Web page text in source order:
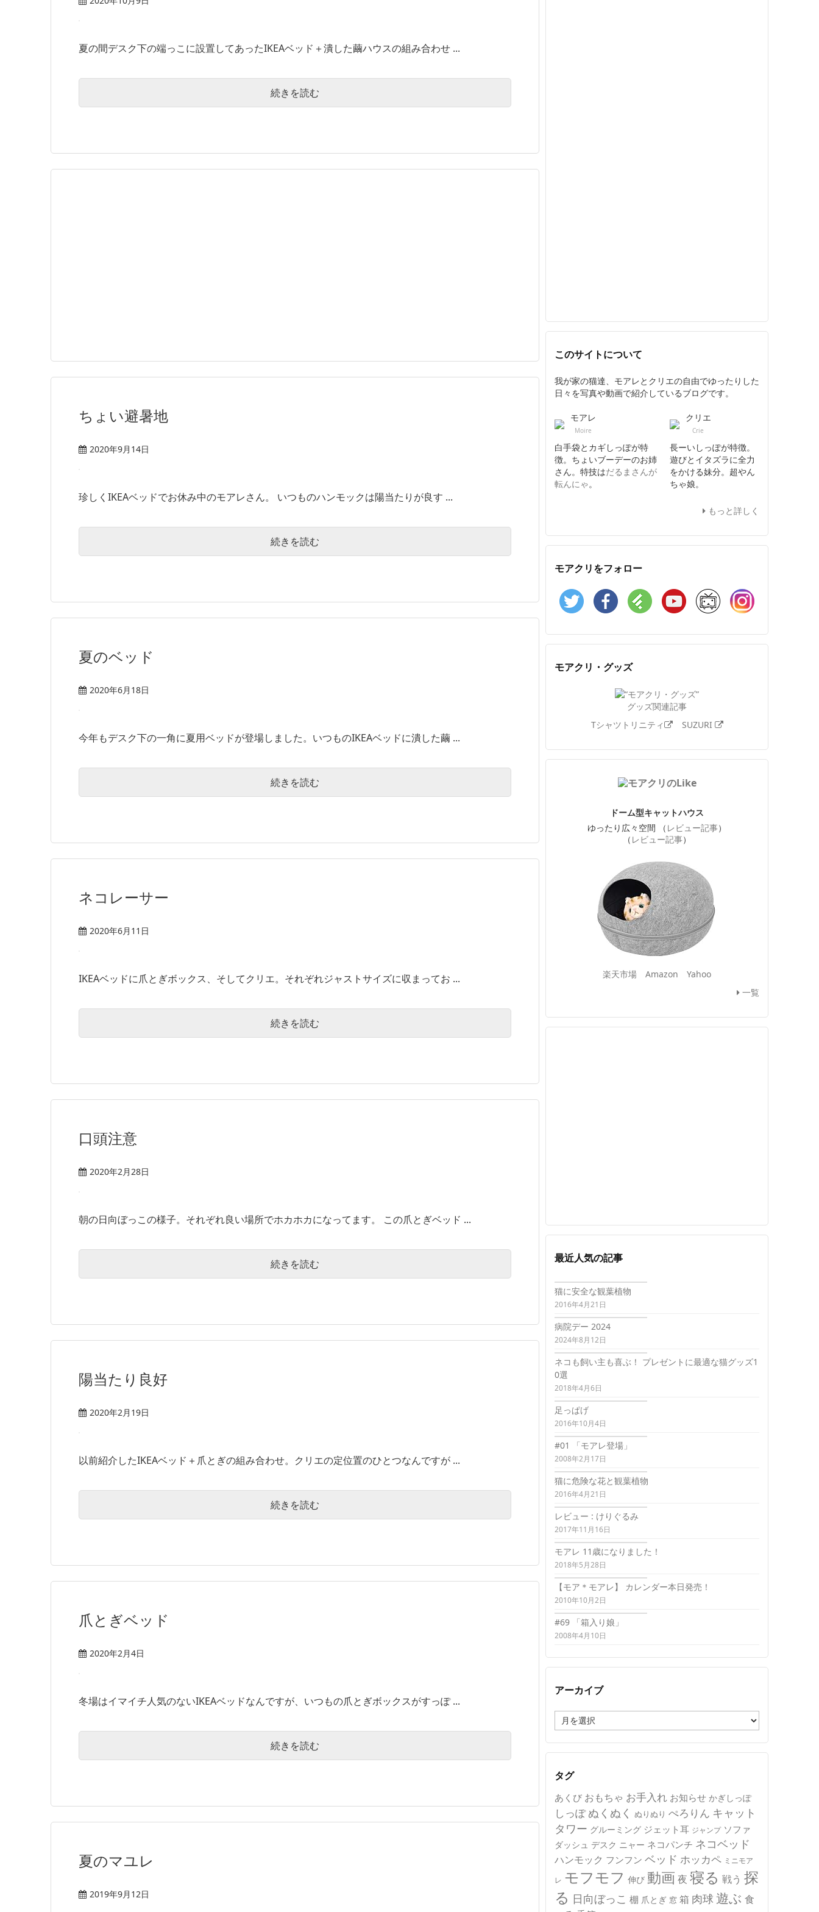
夏の間デスク下の端っこに設置してあったIKEAベッド＋潰した繭ハウスの組み合わせ ...
続きを読む
ちょい避暑地
2020年9月14日
珍しくIKEAベッドでお休み中のモアレさん。 いつものハンモックは陽当たりが良す ...
続きを読む
夏のベッド
2020年6月18日
今年もデスク下の一角に夏用ベッドが登場しました。いつものIKEAベッドに潰した繭 ...
続きを読む
ネコレーサー
2020年6月11日
IKEAベッドに爪とぎボックス、そしてクリエ。それぞれジャストサイズに収まってお ...
続きを読む
口頭注意
2020年2月28日
朝の日向ぼっこの様子。それぞれ良い場所でホカホカになってます。 この爪とぎベッド ...
続きを読む
陽当たり良好
2020年2月19日
以前紹介したIKEAベッド＋爪とぎの組み合わせ。クリエの定位置のひとつなんですが ...
続きを読む
爪とぎベッド
2020年2月4日
冬場はイマイチ人気のないIKEAベッドなんですが、いつもの爪とぎボックスがすっぽ ...
続きを読む
夏のマユレ
2019年9月12日
このサイトについて
我が家の猫達、モアレとクリエの自由でゆったりした
日々を写真や動画で紹介しているブログです。
モアレ
Moire
白手袋とカギしっぽが特
徴。ちょいブーデーのお姉
さん。特技はだるまさんが
転んにゃ。
クリエ
Crie
長ーいしっぽが特徴。
遊びとイタズラに全力
をかける妹分。超やん
ちゃ娘。
もっと詳しく
モアクリをフォロー
Twitter Facebook Feedly YouTube ニコニコ動画
モアクリ・グッズ
グッズ関連記事
Tシャツトリニティ
SUZURI
ドーム型キャットハウス
ゆったり広々空間 （ レビュー記事）
（ レビュー記事）
楽天市場 Amazon
Yahoo
一覧
最近人気の記事
猫に安全な観葉植物
2016年4月21日
病院デー 2024
2024年8月12日
ネコも飼い主も喜ぶ！ プレゼントに最適な猫グッズ1
0選
2018年4月6日
足っぱげ
2016年10月4日
#01 「モアレ登場」
2008年2月17日
猫に危険な花と観葉植物
2016年4月21日
レビュー : けりぐるみ
2017年11月16日
モアレ 11歳になりました！
2018年5月28日
【モア＊モアレ】 カレンダー本日発売！
2010年10月2日
#69 「箱入り娘」
2008年4月10日
アーカイブ
ー
カ
イ
タグ
あくび おもちゃ お手入れ お知らせ かぎしっぽ
しっぽ ぬくぬく ぬりぬり ぺろりん キャット
タワー グルーミング ジェット耳 ジャンプ ソファ
ダッシュ デスク ニャー ネコパンチ ネコベッド
ハンモック フンフン ベッド ホッカペ ミニモア
レ モフモフ 伸び 動画 夜 寝る 戦う 探
る 日向ぼっこ 棚 爪とぎ 窓 箱 肉球 遊ぶ 食